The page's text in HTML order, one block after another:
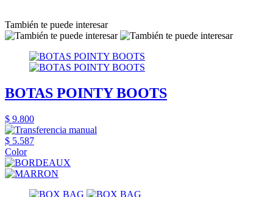
También te puede interesar
BOTAS POINTY BOOTS
$ 9.800
$ 5.587
Color